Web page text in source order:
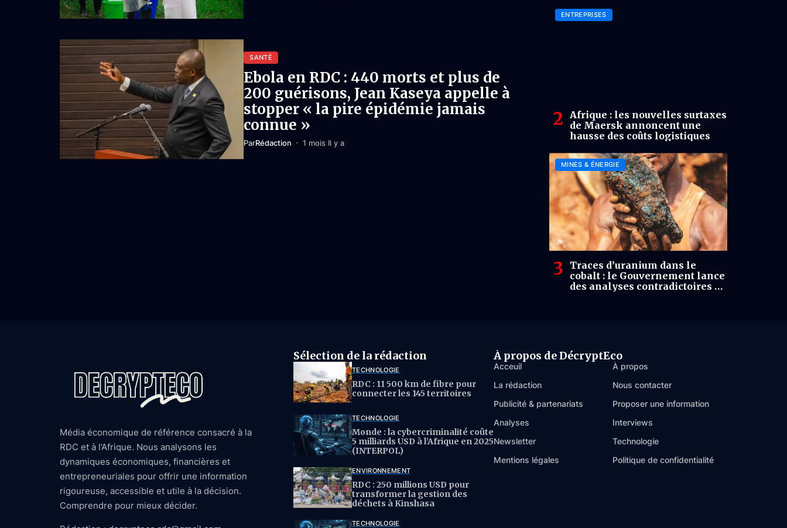
SANTÉ
Ebola en RDC : 440 morts et plus de
200 guérisons, Jean Kaseya appelle à
stopper « la pire épidémie jamais
connue »
ParRédaction 1 mois Il y a
mondiales
ENTREPRISES
Afrique : les nouvelles surtaxes
de Maersk annoncent une
hausse des coûts logistiques
MINES & ÉNERGIE
Traces d’uranium dans le
cobalt : le Gouvernement lance
des analyses contradictoires et
Média économique de référence consacré à la
RDC et à l’Afrique. Nous analysons les
dynamiques économiques, financières et
entrepreneuriales pour offrir une information
rigoureuse, accessible et utile à la décision.
Comprendre pour mieux décider.
Sélection de la rédaction
TECHNOLOGIE
RDC : 11 500 km de fibre pour
connecter les 145 territoires
TECHNOLOGIE
Monde : la cybercriminalité coûte
5 milliards USD à l’Afrique en 2025
(INTERPOL)
ENVIRONNEMENT
RDC : 250 millions USD pour
transformer la gestion des
déchets à Kinshasa
TECHNOLOGIE
À propos de DécryptEco
Acceuil
À propos
La rédaction
Nous contacter
Publicité & partenariats
Proposer une information
Analyses
Interviews
Newsletter
Technologie
Mentions légales
Politique de confidentialité